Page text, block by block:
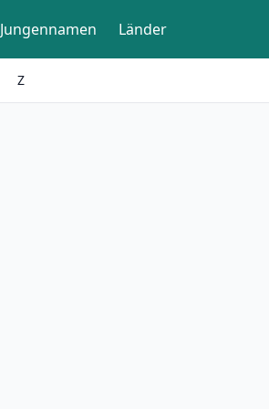
Jungennamen Länder
Z